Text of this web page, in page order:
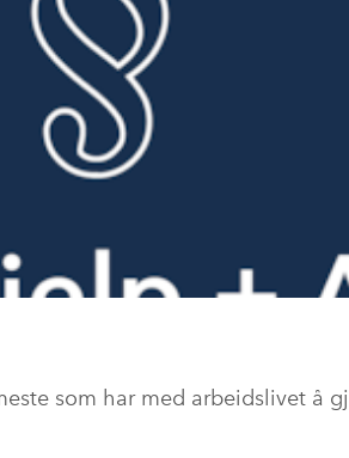
som har med arbeidslivet å